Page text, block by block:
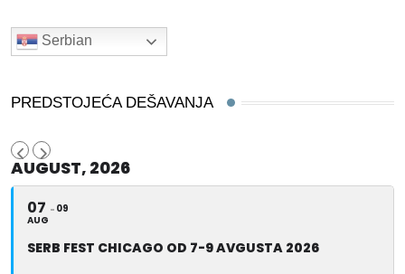
Serbian
PREDSTOJEĆA DEŠAVANJA
AUGUST, 2026
07
AUG
09
SERB FEST CHICAGO OD 7-9 AVGUSTA 2026